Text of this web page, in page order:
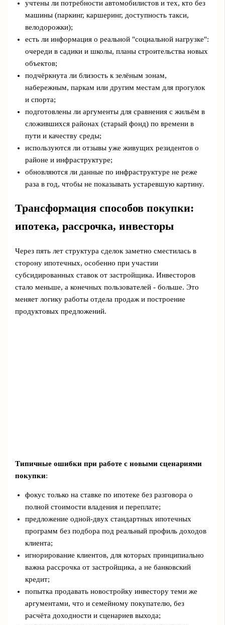
учтены ли потребности автомобилистов и тех, кто без
машины (паркинг, каршеринг, доступность такси,
велодорожки);
есть ли информация о реальной "социальной нагрузке":
очереди в садики и школы, планы строительства новых
объектов;
подчёркнута ли близость к зелёным зонам,
набережным, паркам или другим местам для прогулок
и спорта;
подготовлены ли аргументы для сравнения с жильём в
сложившихся районах (старый фонд) по времени в
пути и качеству среды;
используются ли отзывы уже живущих резидентов о
районе и инфраструктуре;
обновляются ли данные по инфраструктуре не реже
раза в год, чтобы не показывать устаревшую картину.
Трансформация способов покупки:
ипотека, рассрочка, инвесторы
Через пять лет структура сделок заметно сместилась в
сторону ипотечных, особенно при участии
субсидированных ставок от застройщика. Инвесторов
стало меньше, а конечных пользователей - больше. Это
меняет логику работы отдела продаж и построение
продуктовых предложений.
Типичные ошибки при работе с новыми сценариями
покупки:
фокус только на ставке по ипотеке без разговора о
полной стоимости владения и переплате;
предложение одной‑двух стандартных ипотечных
программ без подбора под реальный профиль доходов
клиента;
игнорирование клиентов, для которых принципиально
важна рассрочка от застройщика, а не банковский
кредит;
попытка продавать новостройку инвестору теми же
аргументами, что и семейному покупателю, без
расчёта доходности и сценариев выхода;